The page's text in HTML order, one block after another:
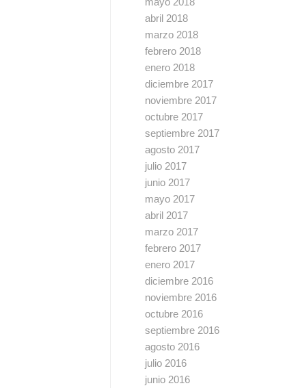
abril 2018
marzo 2018
febrero 2018
enero 2018
diciembre 2017
noviembre 2017
octubre 2017
septiembre 2017
agosto 2017
julio 2017
junio 2017
mayo 2017
abril 2017
marzo 2017
febrero 2017
enero 2017
diciembre 2016
noviembre 2016
octubre 2016
septiembre 2016
agosto 2016
julio 2016
junio 2016